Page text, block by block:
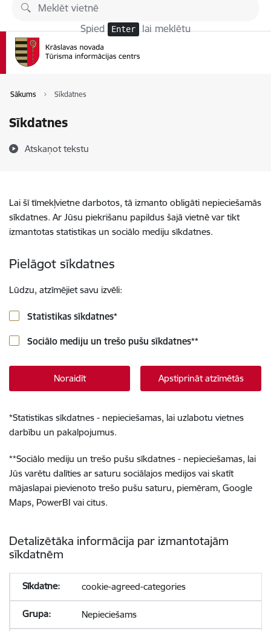
Pāriet uz lapas saturu
Spied Enter lai meklētu
Sākums Sīkdatnes
Sīkdatnes
Atskaņot tekstu
Lai šī tīmekļvietne darbotos, tā izmanto obligāti nepieciešamās
sīkdatnes. Ar Jūsu piekrišanu papildus šajā vietnē var tikt
izmantotas statistikas un sociālo mediju sīkdatnes.
Pielāgot sīkdatnes
Lūdzu, atzīmējiet savu izvēli:
Statistikas sīkdatnes*
Sociālo mediju un trešo pušu sīkdatnes**
Noraidīt Apstiprināt atzīmētās
*Statistikas sīkdatnes - nepieciešamas, lai uzlabotu vietnes
darbību un pakalpojumus.
**Sociālo mediju un trešo pušu sīkdatnes - nepieciešamas, lai
Jūs varētu dalīties ar saturu sociālajos medijos vai skatīt
mājaslapai pievienoto trešo pušu saturu, piemēram, Google
Maps, PowerBI vai citus.
Detalizētāka informācija par izmantotajām
sīkdatnēm
cookie-agreed-categories
Nepieciešams